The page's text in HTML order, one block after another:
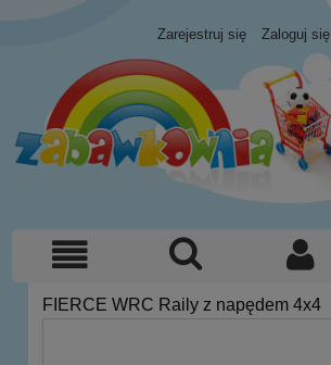
Zarejestruj się Zaloguj się
FIERCE WRC Raily z napędem 4x4